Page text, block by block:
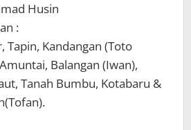
Husin
:
Tapin, Kandangan (Toto
Balangan (Iwan),
Tanah Bumbu, Kotabaru &